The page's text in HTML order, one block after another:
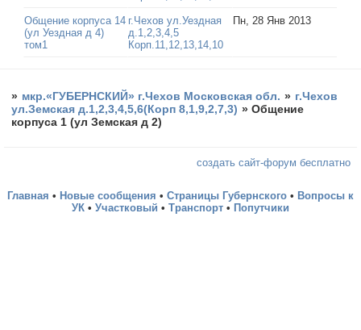
Общение корпуса 14
(ул Уездная д 4)
том1
г.Чехов ул.Уездная
д.1,2,3,4,5
Корп.11,12,13,14,10
Пн, 28 Янв 2013
» мкр.«ГУБЕРНСКИЙ» г.Чехов Московская обл. » г.Чехов
ул.Земская д.1,2,3,4,5,6(Корп 8,1,9,2,7,3) »Общение
корпуса 1 (ул Земская д 2)
создать сайт-форум бесплатно
Главная • Новые сообщения • Страницы Губернского • Вопросы к
УК • Участковый • Транспорт • Попутчики